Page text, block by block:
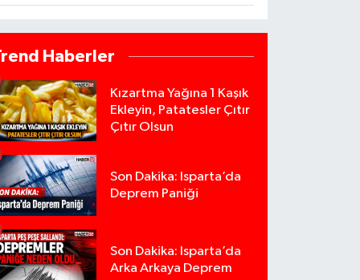
Haberler
Kızartma Yağına 1 Kaşık
Ekleyin, Patatesler Çıtır
Çıtır Olsun
Son Dakika: Isparta’da
Deprem Paniği
Son Dakika: Isparta’da
Arka Arkaya Deprem